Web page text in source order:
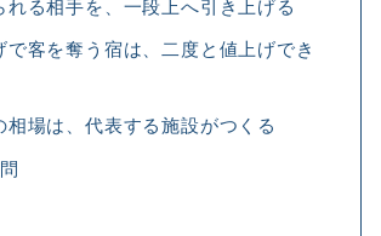
れる相手を、一段上へ引き上げる
で客を奪う宿は、二度と値上げでき
相場は、代表する施設がつくる